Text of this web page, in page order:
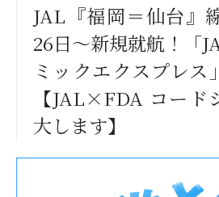
JAL『福岡＝仙台』
26日～新規就航！「
ミックエクスプレス
【JAL×FDA コード
大します】